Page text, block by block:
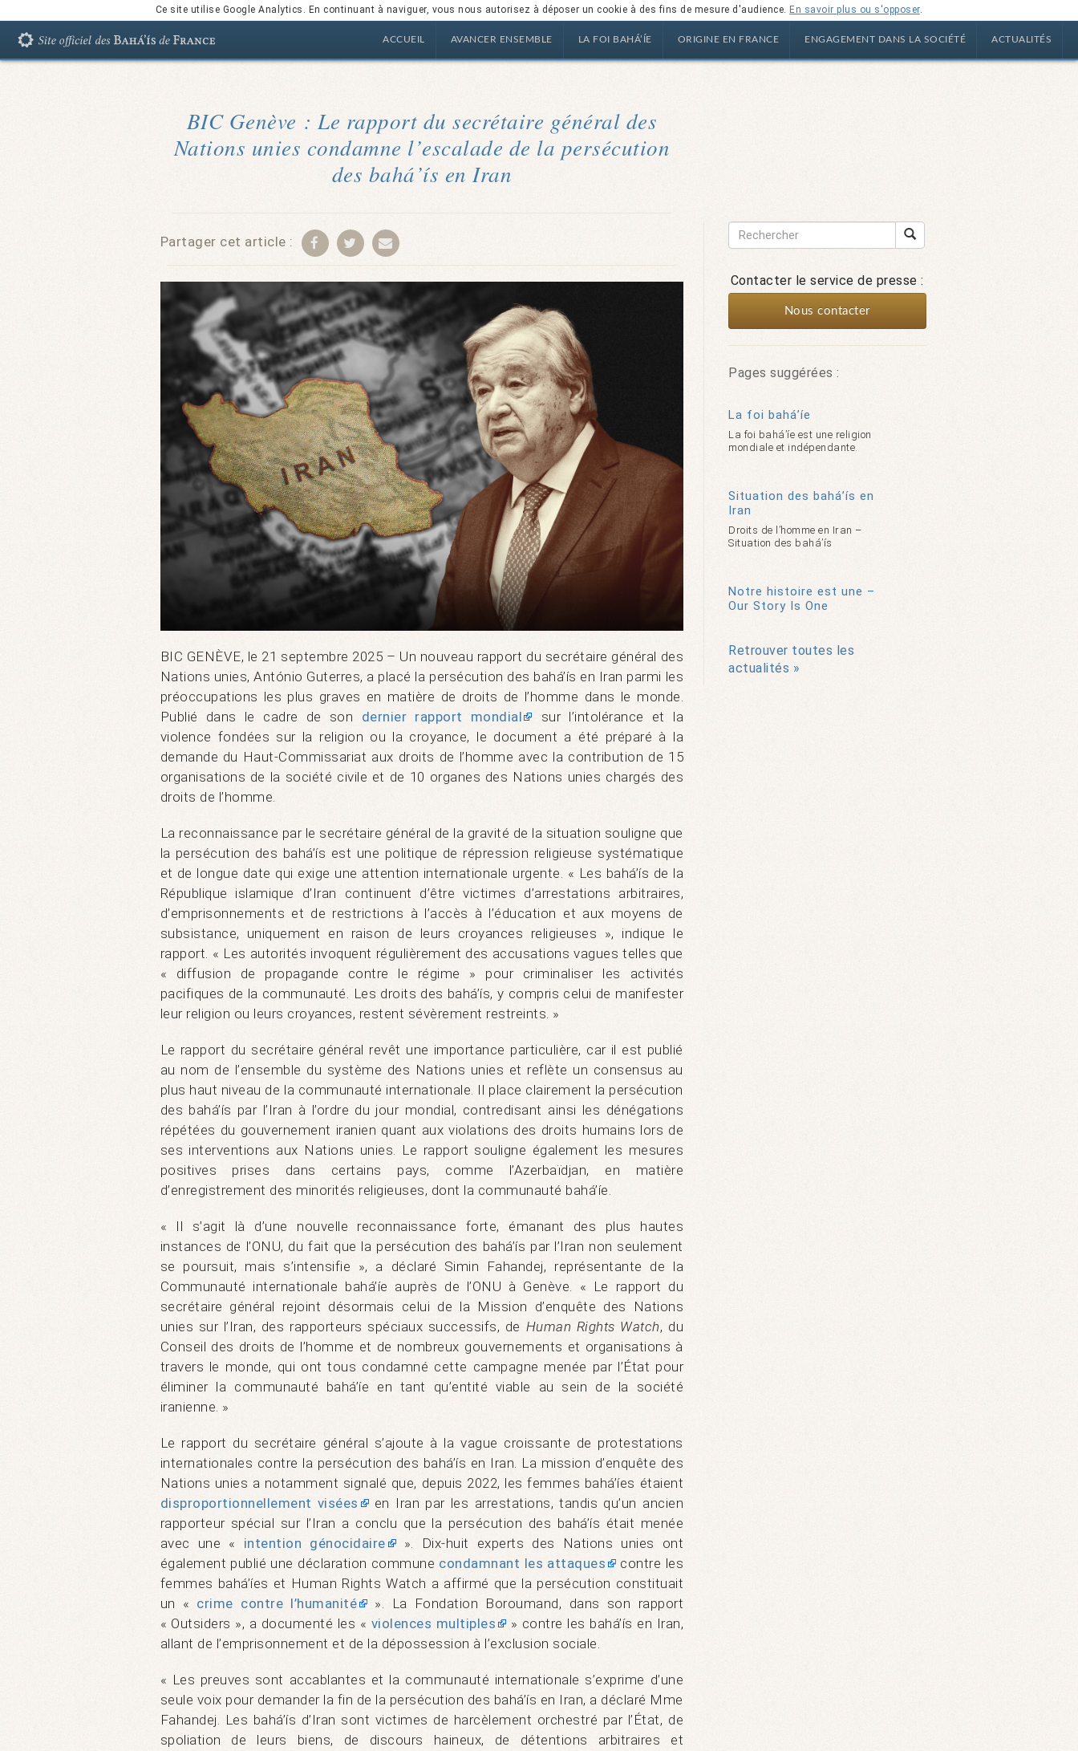
Ce site utilise Google Analytics. En continuant à naviguer, vous nous autorisez à déposer un cookie à des fins de mesure d'audience. En savoir plus ou s'opposer.
ACCUEIL AVANCER ENSEMBLE LA FOI BAHÁ’ÍE ORIGINE EN FRANCE ENGAGEMENT DANS LA SOCIÉTÉ ACTUALITÉS
BIC Genève : Le rapport du secrétaire général des
Nations unies condamne l’escalade de la persécution
des bahá’ís en Iran
Partager cet article :
BIC GENÈVE, le 21 septembre 2025 – Un nouveau rapport du secrétaire général des
Nations unies, António Guterres, a placé la persécution des bahá’ís en Iran parmi les
préoccupations les plus graves en matière de droits de l’homme dans le monde.
Publié dans le cadre de son dernier rapport mondial
sur l’intolérance et la
violence fondées sur la religion ou la croyance, le document a été préparé à la
demande du Haut-Commissariat aux droits de l’homme avec la contribution de 15
organisations de la société civile et de 10 organes des Nations unies chargés des
droits de l’homme.
La reconnaissance par le secrétaire général de la gravité de la situation souligne que
la persécution des bahá’ís est une politique de répression religieuse systématique
et de longue date qui exige une attention internationale urgente. « Les bahá’ís de la
République islamique d’Iran continuent d’être victimes d’arrestations arbitraires,
d’emprisonnements et de restrictions à l’accès à l’éducation et aux moyens de
subsistance, uniquement en raison de leurs croyances religieuses », indique le
rapport. « Les autorités invoquent régulièrement des accusations vagues telles que
« diffusion de propagande contre le régime » pour criminaliser les activités
pacifiques de la communauté. Les droits des bahá’ís, y compris celui de manifester
leur religion ou leurs croyances, restent sévèrement restreints. »
Le rapport du secrétaire général revêt une importance particulière, car il est publié
au nom de l’ensemble du système des Nations unies et reflète un consensus au
plus haut niveau de la communauté internationale. Il place clairement la persécution
des bahá’ís par l’Iran à l’ordre du jour mondial, contredisant ainsi les dénégations
répétées du gouvernement iranien quant aux violations des droits humains lors de
ses interventions aux Nations unies. Le rapport souligne également les mesures
positives prises dans certains pays, comme l’Azerbaïdjan, en matière
d’enregistrement des minorités religieuses, dont la communauté bahá’íe.
« Il s’agit là d’une nouvelle reconnaissance forte, émanant des plus hautes
instances de l’ONU, du fait que la persécution des bahá’ís par l’Iran non seulement
se poursuit, mais s’intensifie », a déclaré Simin Fahandej, représentante de la
Communauté internationale bahá’íe auprès de l’ONU à Genève. « Le rapport du
secrétaire général rejoint désormais celui de la Mission d’enquête des Nations
unies sur l’Iran, des rapporteurs spéciaux successifs, de Human Rights Watch, du
Conseil des droits de l’homme et de nombreux gouvernements et organisations à
travers le monde, qui ont tous condamné cette campagne menée par l’État pour
éliminer la communauté bahá’íe en tant qu’entité viable au sein de la société
iranienne. »
Le rapport du secrétaire général s’ajoute à la vague croissante de protestations
internationales contre la persécution des bahá’ís en Iran. La mission d’enquête des
Nations unies a notamment signalé que, depuis 2022, les femmes bahá’íes étaient
disproportionnellement visées
en Iran par les arrestations, tandis qu’un ancien
rapporteur spécial sur l’Iran a conclu que la persécution des bahá’ís était menée
avec une « intention génocidaire
». Dix-huit experts des Nations unies ont
également publié une déclaration commune condamnant les attaques
contre les
femmes bahá’íes et Human Rights Watch a affirmé que la persécution constituait
un « crime contre l’humanité
». La Fondation Boroumand, dans son rapport
« Outsiders », a documenté les « violences multiples
» contre les bahá’ís en Iran,
allant de l’emprisonnement et de la dépossession à l’exclusion sociale.
« Les preuves sont accablantes et la communauté internationale s’exprime d’une
seule voix pour demander la fin de la persécution des bahá’ís en Iran, a déclaré Mme
Fahandej. Les bahá’ís d’Iran sont victimes de harcèlement orchestré par l’État, de
spoliation de leurs biens, de discours haineux, de détentions arbitraires et
Contacter le service de presse :
Nous contacter
Pages suggérées :
La foi bahá’íe
La foi bahá’íe est une religion
mondiale et indépendante.
Situation des bahá’ís en
Iran
Droits de l’homme en Iran –
Situation des bahá’ís
Notre histoire est une –
Our Story Is One
Retrouver toutes les
actualités »